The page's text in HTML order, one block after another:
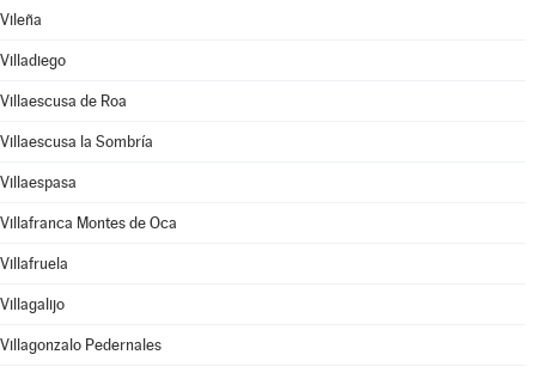
Vileña
Villadiego
Villaescusa de Roa
Villaescusa la Sombría
Villaespasa
Villafranca Montes de Oca
Villafruela
Villagalijo
Villagonzalo Pedernales